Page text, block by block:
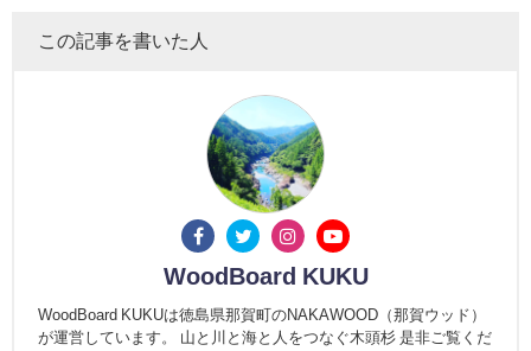
この記事を書いた人
WoodBoard KUKU
WoodBoard KUKUは徳島県那賀町のNAKAWOOD（那賀ウッド）
が運営しています。 山と川と海と人をつなぐ木頭杉 是非ご覧くだ